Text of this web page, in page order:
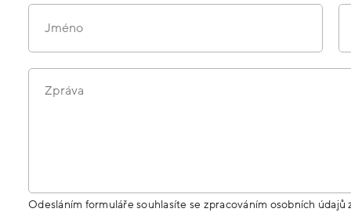
Jméno
Zpráva
Odesláním formuláře souhlasíte se zpracováním osobních údajů